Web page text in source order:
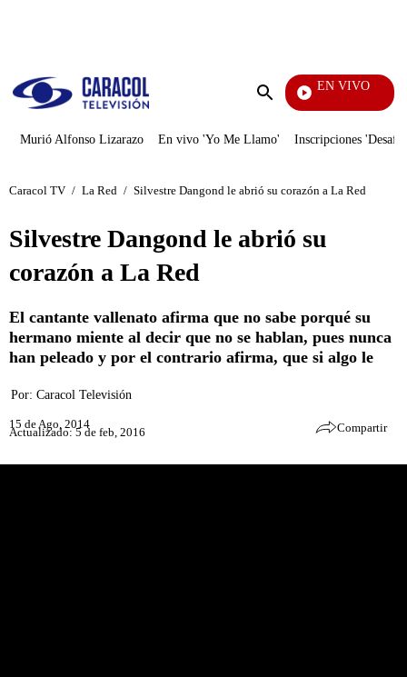
Enviar
EN VIVO
Vecinos
Murió Alfonso Lizarazo En vivo 'Yo Me Llamo' Inscripciones
Caracol TV / La Red / Silvestre Dangond le abrió su corazón a La Red
Silvestre Dangond le abrió su
corazón a La Red
El cantante vallenato afirma que no sabe porqué su
hermano miente al decir que no se hablan, pues nunca
han peleado y por el contrario afirma, que si algo le
Por: Caracol Televisión
15 de Ago, 2014
Actualizado: 5 de feb, 2016 Compartir